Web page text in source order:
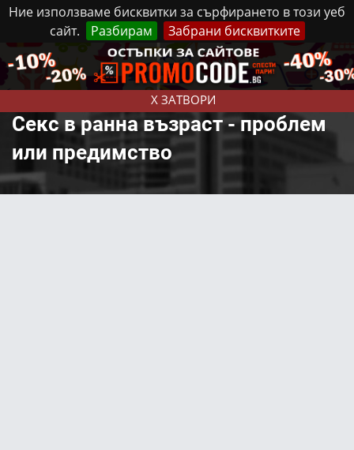
Ние използваме бисквитки за сърфирането в този уеб
сайт.
Разбирам Забрани бисквитките
X ЗАТВОРИ
Неделя, 9 Август, 2026 Реклама Контакти
Секс в ранна възраст - проблем
или предимство